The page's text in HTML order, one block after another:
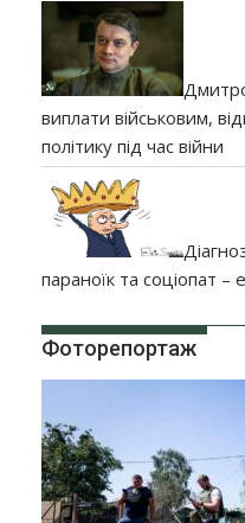
виплати військовим,
політику під час війни
параноїк та соціопат –
Фоторепортаж